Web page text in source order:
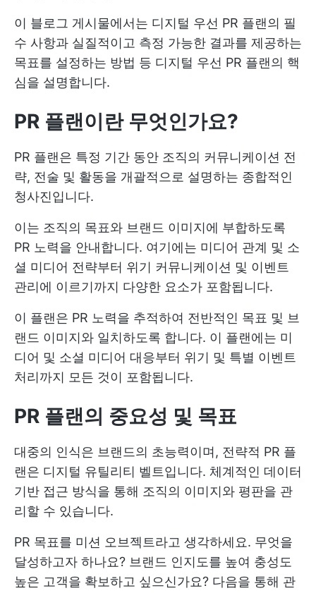
이 블로그 게시물에서는 디지털 우선 PR 플랜의 필
수 사항과 실질적이고 측정 가능한 결과를 제공하는
목표를 설정하는 방법 등 디지털 우선 PR 플랜의 핵
심을 설명합니다.
PR 플랜이란 무엇인가요?
PR 플랜은 특정 기간 동안 조직의 커뮤니케이션 전
략, 전술 및 활동을 개괄적으로 설명하는 종합적인
청사진입니다.
이는 조직의 목표와 브랜드 이미지에 부합하도록
PR 노력을 안내합니다. 여기에는 미디어 관계 및 소
셜 미디어 전략부터 위기 커뮤니케이션 및 이벤트
관리에 이르기까지 다양한 요소가 포함됩니다.
이 플랜은 PR 노력을 추적하여 전반적인 목표 및 브
랜드 이미지와 일치하도록 합니다. 이 플랜에는 미
디어 및 소셜 미디어 대응부터 위기 및 특별 이벤트
처리까지 모든 것이 포함됩니다.
PR 플랜의 중요성 및 목표
대중의 인식은 브랜드의 초능력이며, 전략적 PR 플
랜은 디지털 유틸리티 벨트입니다. 체계적인 데이터
기반 접근 방식을 통해 조직의 이미지와 평판을 관
리할 수 있습니다.
PR 목표를 미션 오브젝트라고 생각하세요. 무엇을
달성하고자 하나요? 브랜드 인지도를 높여 충성도
높은 고객을 확보하고 싶으신가요? 다음을 통해 관